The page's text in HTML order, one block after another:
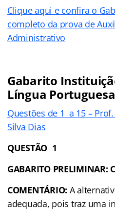
Clique aqui e confira o
completo da prova de
Administrativo
Gabarito
Língua Portuguesa
Questões de 1 a 15 –
Silva Dias
QUESTÃO 1
GABARITO PRELIMINAR: C
COMENTÁRIO: A
adequada, pois traz uma